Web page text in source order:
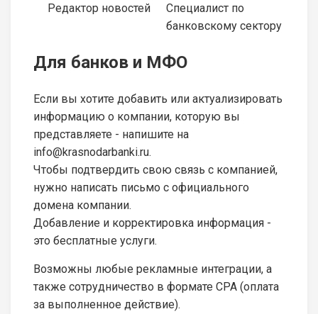
Редактор новостей
Специалист по
банковскому сектору
Для банков и МФО
Если вы хотите добавить или актуализировать
информацию о компании, которую вы
представляете - напишите на
info@krasnodarbanki.ru.
Чтобы подтвердить свою связь с компанией,
нужно написать письмо с официального
домена компании.
Добавление и корректировка информация -
это бесплатные услуги.
Возможны любые рекламные интеграции, а
также сотрудничество в формате CPA (оплата
за выполненное действие).